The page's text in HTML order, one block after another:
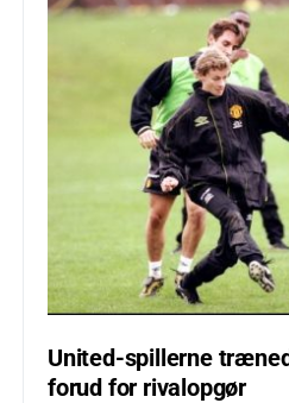
United-spillerne
forud for rivalopgør